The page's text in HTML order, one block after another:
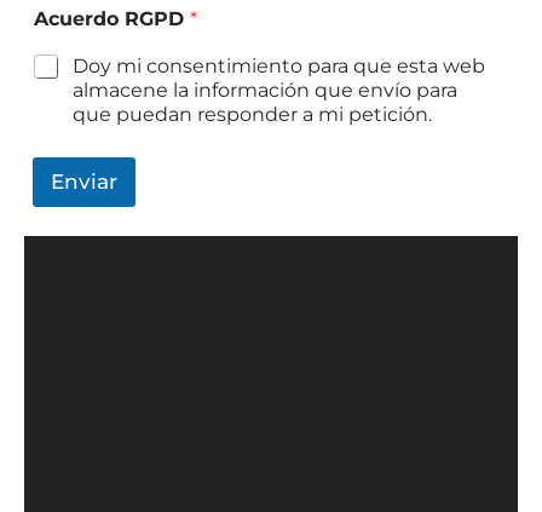
Acuerdo RGPD *
Doy mi consentimiento para que esta web
almacene la información que envío para
que puedan responder a mi petición.
Enviar